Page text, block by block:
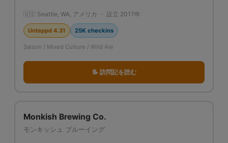
🇺🇸 Seattle, WA, アメリカ ・ 設立 2017年
Untappd 4.31 25K checkins
Saison / Mixed Culture / Wild Ale
📝 訪問記を読む
Monkish Brewing Co.
モンキッシュ ブルーイング